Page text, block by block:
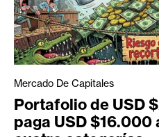
Mercado De Capitales
Portafolio de USD
paga USD $16.000